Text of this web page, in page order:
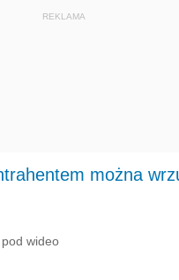
REKLAMA
można
pod wideo